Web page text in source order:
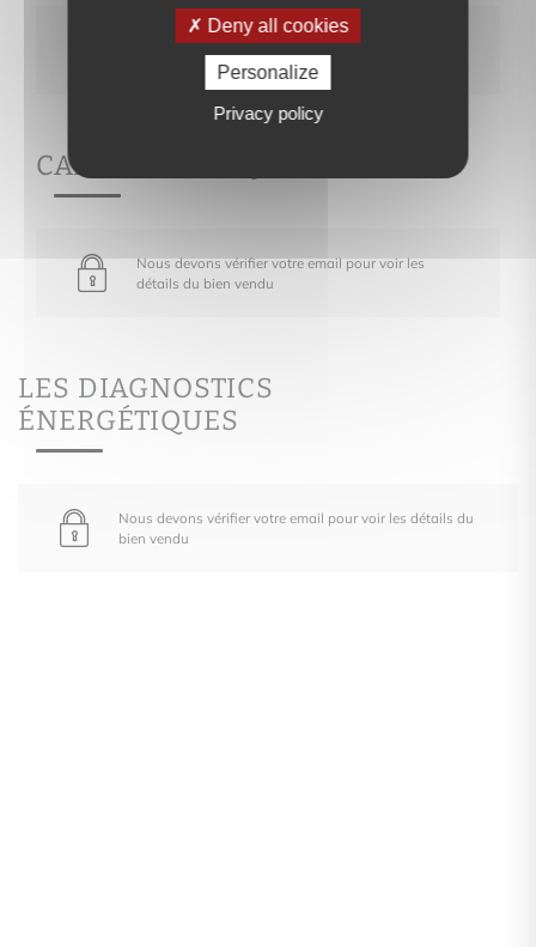
Nous devons vérifier votre email pour voir les
détails du bien vendu
CARACTÉRISTIQUES
Nous devons vérifier votre email pour voir les
détails du bien vendu
LES DIAGNOSTICS
ÉNERGÉTIQUES
Nous devons vérifier votre email pour voir les détails du
bien vendu
Deny all cookies
Personalize
Privacy policy